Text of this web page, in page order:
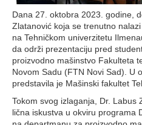
Dana 27. oktobra 2023. godine,
Zlatanović koja se trenutno
na Tehničkom univerzitetu
da održi prezentaciju pred
proizvodno mašinstvo Fakulteta
Novom Sadu (FTN Novi Sad). U
predstavila je Mašinski fakultet
Tokom svog izlaganja, Dr. Labus
lična iskustva u okviru programa